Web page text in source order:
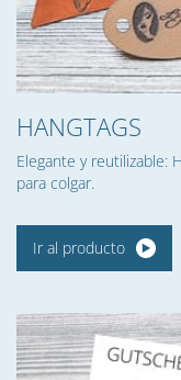
HANGTAGS
Elegante y reutilizable:
para colgar.
Ir al producto